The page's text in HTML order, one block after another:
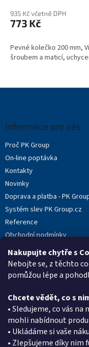
Nakupujte chytře s
Nebojte se, z těchto
pomůžou lépe a
Chcete vědět, co s
• Sledujeme, co vás
mohli nabídnout
• Ukládáme si vaše
• Zlepšujeme díky nim
935 Kč včetně DPH
773 Kč
Pevné kolečko 200 mm,
šroubem a maticí,
Informace pro vás
Proč PK Group
On-line poptávka
Kontakty
Novinky
Doprava a platba - PK
Systém slev PK Group.cz
Reference
Obchodní podmínky
Podmínky ochrany osobních
Reklamační protokol
Kontakt
eshop@pkgroup.cz
+420603331993